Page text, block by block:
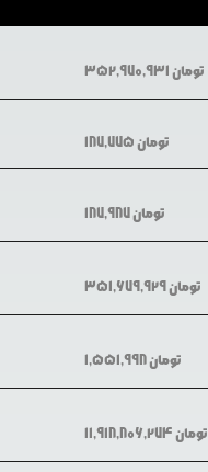
تومان352,970,931
تومان187,775
تومان 187,987
تومان 351,679,929
تومان1,551,998
تومان11,918,806,274